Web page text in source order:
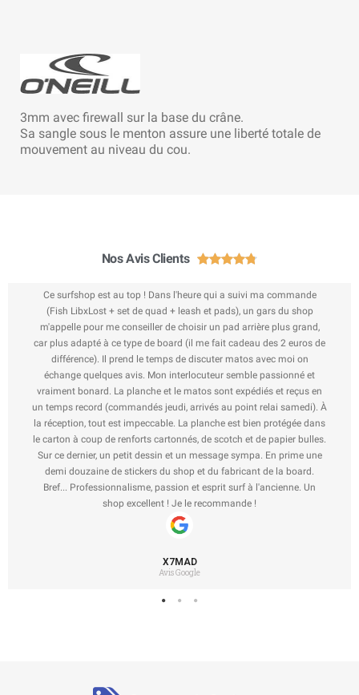
3mm avec firewall sur la base du crâne.
Sa sangle sous le menton assure une liberté totale de
mouvement au niveau du cou.
Nos Avis Clients 
Ce surfshop est au top ! Dans l'heure qui a suivi ma commande
(Fish LibxLost + set de quad + leash et pads), un gars du shop
m'appelle pour me conseiller de choisir un pad arrière plus grand,
car plus adapté à ce type de board (il me fait cadeau des 2 euros de
différence). Il prend le temps de discuter matos avec moi on
échange quelques avis. Mon interlocuteur semble passionné et
vraiment bonard. La planche et le matos sont expédiés et reçus en
un temps record (commandés jeudi, arrivés au point relai samedi). À
la réception, tout est impeccable. La planche est bien protégée dans
le carton à coup de renforts cartonnés, de scotch et de papier bulles.
Sur ce dernier, un petit dessin et un message sympa. En prime une
demi douzaine de stickers du shop et du fabricant de la board.
Bref... Professionnalisme, passion et esprit surf à l'ancienne. Un
shop excellent ! Je le recommande !
X7MAD
Avis Google